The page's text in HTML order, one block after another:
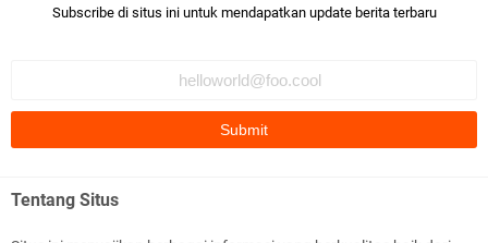
Subscribe di situs ini untuk mendapatkan update berita terbaru
Tentang Situs